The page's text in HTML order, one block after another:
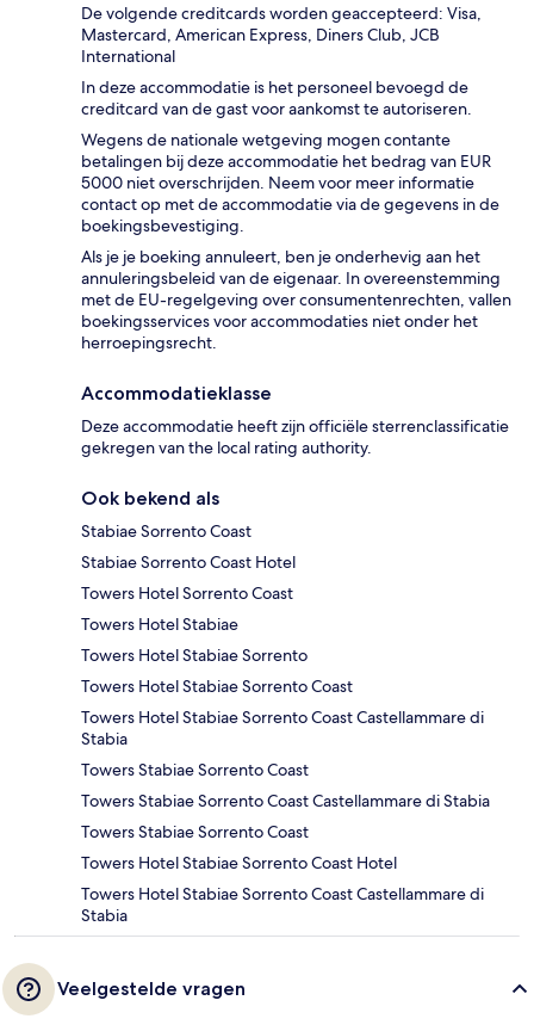
De volgende creditcards worden geaccepteerd: Visa,
Mastercard, American Express, Diners Club, JCB
International
In deze accommodatie is het personeel bevoegd de
creditcard van de gast voor aankomst te autoriseren.
Wegens de nationale wetgeving mogen contante
betalingen bij deze accommodatie het bedrag van EUR
5000 niet overschrijden. Neem voor meer informatie
contact op met de accommodatie via de gegevens in de
boekingsbevestiging.
Als je je boeking annuleert, ben je onderhevig aan het
annuleringsbeleid van de eigenaar. In overeenstemming
met de EU-regelgeving over consumentenrechten, vallen
boekingsservices voor accommodaties niet onder het
herroepingsrecht.
Accommodatieklasse
Deze accommodatie heeft zijn officiële sterrenclassificatie
gekregen van the local rating authority.
Ook bekend als
Stabiae Sorrento Coast
Stabiae Sorrento Coast Hotel
Towers Hotel Sorrento Coast
Towers Hotel Stabiae
Towers Hotel Stabiae Sorrento
Towers Hotel Stabiae Sorrento Coast
Towers Hotel Stabiae Sorrento Coast Castellammare di
Stabia
Towers Stabiae Sorrento Coast
Towers Stabiae Sorrento Coast Castellammare di Stabia
Towers Stabiae Sorrento Coast
Towers Hotel Stabiae Sorrento Coast Hotel
Towers Hotel Stabiae Sorrento Coast Castellammare di
Stabia
Veelgestelde vragen